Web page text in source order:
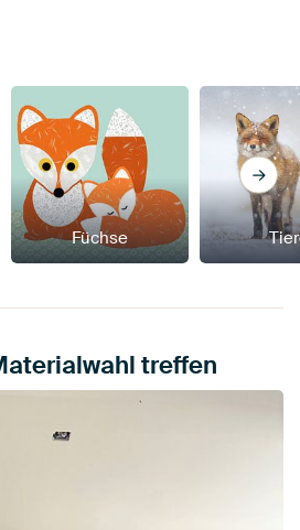
Füchse
treffen